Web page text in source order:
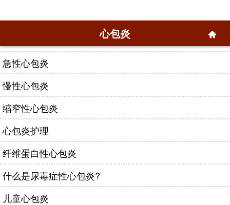
心包炎
急性心包炎
慢性心包炎
缩窄性心包炎
心包炎护理
纤维蛋白性心包炎
什么是尿毒症性心包炎?
儿童心包炎